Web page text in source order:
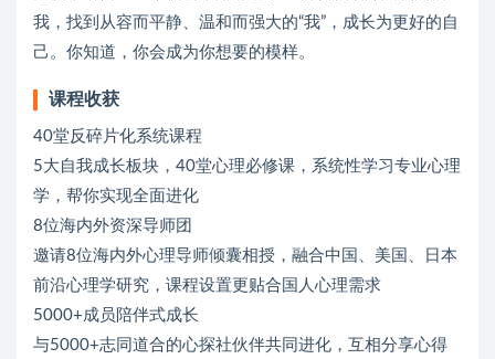
我，找到从容而平静、温和而强大的“我”，成长为更好的自
己。你知道，你会成为你想要的模样。
课程收获
40堂反碎片化系统课程
5大自我成长板块，40堂心理必修课，系统性学习专业心理
学，帮你实现全面进化
8位海内外资深导师团
邀请8位海内外心理导师倾囊相授，融合中国、美国、日本
前沿心理学研究，课程设置更贴合国人心理需求
5000+成员陪伴式成长
与5000+志同道合的心探社伙伴共同进化，互相分享心得